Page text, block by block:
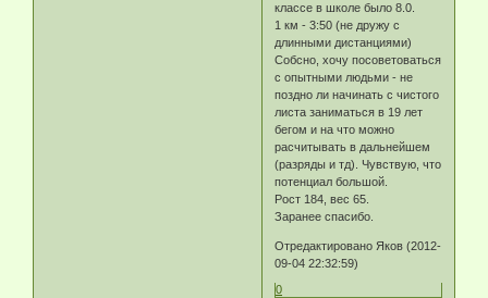
классе в школе было 8.0.
1 км - 3:50 (не дружу с
длинными дистанциями)
Собсно, хочу посоветоваться
с опытными людьми - не
поздно ли начинать с чистого
листа заниматься в 19 лет
бегом и на что можно
расчитывать в дальнейшем
(разряды и тд). Чувствую, что
потенциал большой.
Рост 184, вес 65.
Заранее спасибо.
Отредактировано Яков (2012-
09-04 22:32:59)
0